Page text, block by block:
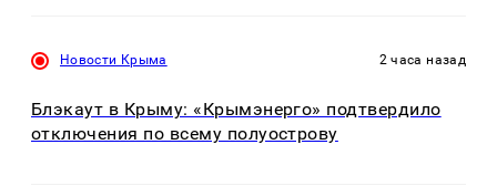
Новости Крыма 2 часа назад
Блэкаут в Крыму: «Крымэнерго» подтвердило
отключения по всему полуострову